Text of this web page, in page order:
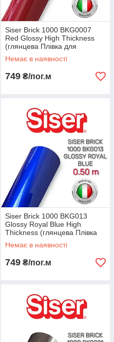
Siser Brick 1000 BKG0007
Red Glossy High Thickness
(глянцева Плівка для
термопереноса червона)
Немає в наявності
749 ₴/пог.м
Siser Brick 1000 BKG013
Glossy Royal Blue High
Thickness (глянцева Плівка
для термопереноса синя)
Немає в наявності
749 ₴/пог.м